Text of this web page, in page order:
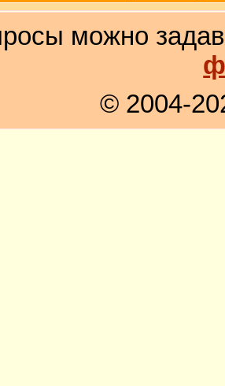
можно
© 2004-